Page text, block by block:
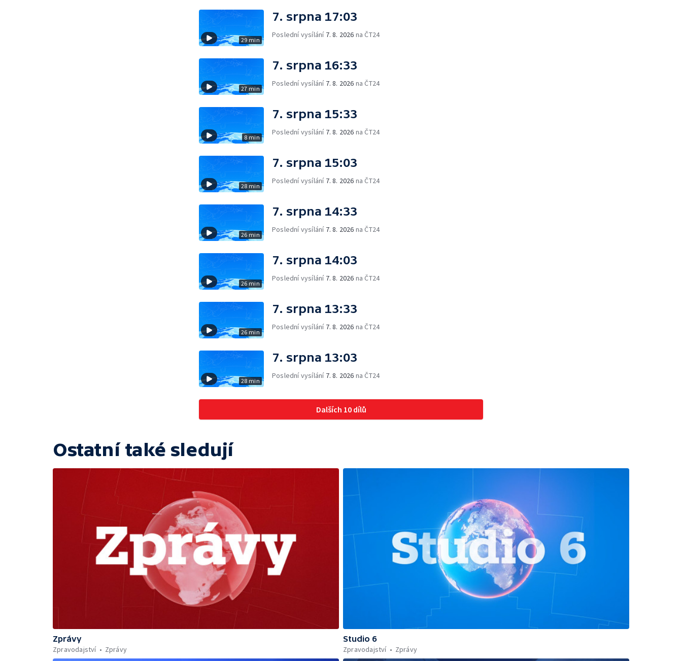
29 min
7. srpna 17:03
Poslední vysílání 7. 8. 2026 na ČT24
27 min
7. srpna 16:33
Poslední vysílání 7. 8. 2026 na ČT24
8 min
7. srpna 15:33
Poslední vysílání 7. 8. 2026 na ČT24
28 min
7. srpna 15:03
Poslední vysílání 7. 8. 2026 na ČT24
26 min
7. srpna 14:33
Poslední vysílání 7. 8. 2026 na ČT24
26 min
7. srpna 14:03
Poslední vysílání 7. 8. 2026 na ČT24
26 min
7. srpna 13:33
Poslední vysílání 7. 8. 2026 na ČT24
28 min
7. srpna 13:03
Poslední vysílání 7. 8. 2026 na ČT24
Dalších 10 dílů
Ostatní také sledují
Zprávy
Zpravodajství
Zprávy
Studio 6
Zpravodajství
Zprávy